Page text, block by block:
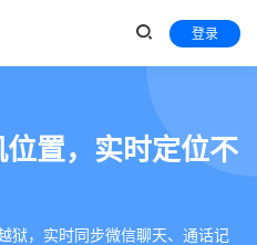
登录
置，实时定位不
狱，实时同步微信聊天、通话记